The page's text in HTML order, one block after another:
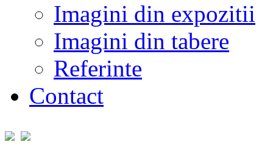
Imagini din expozitii
Imagini din tabere
Referinte
Contact